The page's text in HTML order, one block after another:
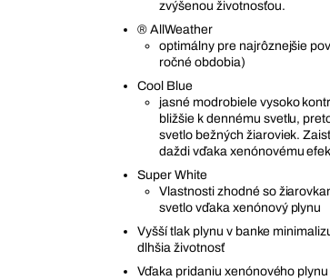
zvýšenou životnosťou.
® AllWeather
optimálny pre najrôznejšie
ročné obdobia)
Cool Blue
jasné modrobiele vysoko
bližšie k dennému svetlu,
svetlo bežných žiaroviek.
daždi vďaka xenónovému
Super White
Vlastnosti zhodné so
svetlo vďaka xenónový plynu
Vyšší tlak plynu v banke
dlhšia životnosť
Vďaka pridaniu xenónového